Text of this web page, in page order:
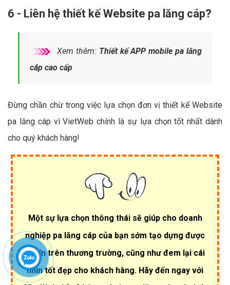
6 - Liên hệ thiết kế Website pa lăng cáp?
Xem thêm: Thiết kế APP mobile pa lăng
cáp cao cấp
Đừng chần chừ trong việc lựa chọn đơn vị thiết kế Website
pa lăng cáp vì VietWeb chính là sự lựa chọn tốt nhất dành
cho quý khách hàng!
Một sự lựa chọn thông thái sẽ giúp cho doanh
nghiệp pa lăng cáp của bạn sớm tạo dựng được
uy tín trên thương trường, cũng như đem lại cái
nhìn tốt đẹp cho khách hàng. Hãy đến ngay với